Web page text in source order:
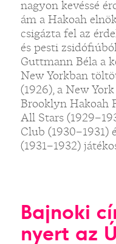
nagyon kevéssé
ám a Hakoah
csigázta fel az
és pesti
Guttmann Béla a
New Yorkban
(1926), a New
Brooklyn Hakoah
All Stars
Club (1930–1931)
(1931–1932)
Bajnoki
nyert az